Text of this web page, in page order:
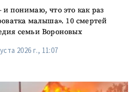
понимаю, что это как раз
малыша». 10 смертей
семьи Вороновых
2026 г., 11:07